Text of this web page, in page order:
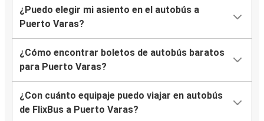
¿Puedo elegir mi asiento en el autobús a
Puerto Varas?
¿Cómo encontrar boletos de autobús baratos
para Puerto Varas?
¿Con cuánto equipaje puedo viajar en autobús
de FlixBus a Puerto Varas?